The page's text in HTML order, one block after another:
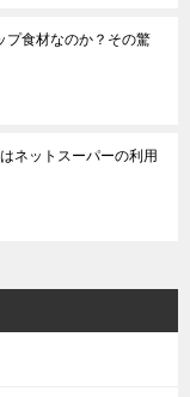
プ食材なのか？その驚
ネットスーパーの利用